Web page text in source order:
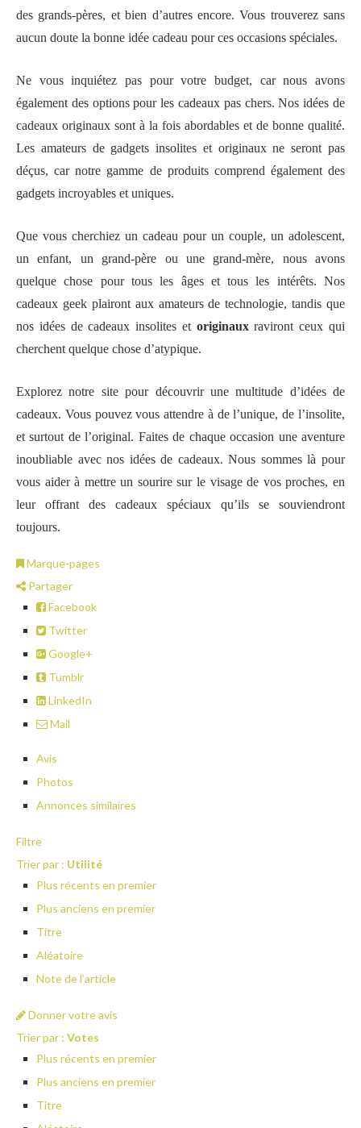
des grands-pères, et bien d’autres encore. Vous trouverez sans
aucun doute la bonne idée cadeau pour ces occasions spéciales.
Ne vous inquiétez pas pour votre budget, car nous avons
également des options pour les cadeaux pas chers. Nos idées de
cadeaux originaux sont à la fois abordables et de bonne qualité.
Les amateurs de gadgets insolites et originaux ne seront pas
déçus, car notre gamme de produits comprend également des
gadgets incroyables et uniques.
Que vous cherchiez un cadeau pour un couple, un adolescent,
un enfant, un grand-père ou une grand-mère, nous avons
quelque chose pour tous les âges et tous les intérêts. Nos
cadeaux geek plairont aux amateurs de technologie, tandis que
nos idées de cadeaux insolites et originauxraviront ceux qui
cherchent quelque chose d’atypique.
Explorez notre site pour découvrir une multitude d’idées de
cadeaux. Vous pouvez vous attendre à de l’unique, de l’insolite,
et surtout de l’original. Faites de chaque occasion une aventure
inoubliable avec nos idées de cadeaux. Nous sommes là pour
vous aider à mettre un sourire sur le visage de vos proches, en
leur offrant des cadeaux spéciaux qu’ils se souviendront
toujours.
Marque-pages
Partager
Facebook
Twitter
Google+
Tumblr
LinkedIn
Mail
Avis
Photos
Annonces similaires
Filtre
Trier par : Utilité
Plus récents en premier
Plus anciens en premier
Titre
Aléatoire
Note de l’article
Donner votre avis
Trier par : Votes
Plus récents en premier
Plus anciens en premier
Titre